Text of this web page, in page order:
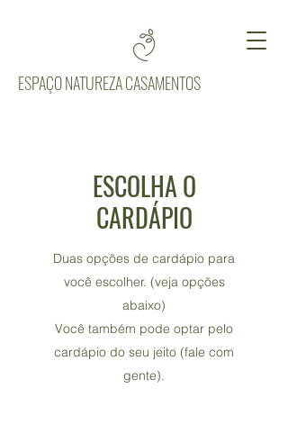
ESPAÇO NATUREZA CASAMENTOS
ESCOLHA O
CARDÁPIO
Duas opções de cardápio para
você escolher. (veja opções
abaixo)
Você também pode optar pelo
cardápio do seu jeito (fale com
gente).